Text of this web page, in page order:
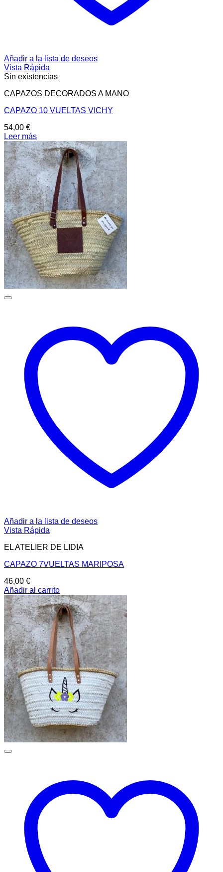
Añadir a la lista de deseos
Vista Rápida
Sin existencias
CAPAZOS DECORADOS A MANO
CAPAZO 10 VUELTAS VICHY
54,00 €
Leer más
Añadir a la lista de deseos
Vista Rápida
EL ATELIER DE LIDIA
CAPAZO 7VUELTAS MARIPOSA
46,00 €
Añadir al carrito